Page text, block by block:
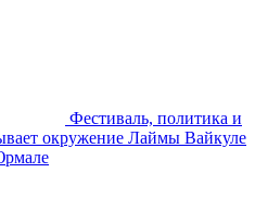
Фестиваль, политика и
окружение Лаймы Вайкуле